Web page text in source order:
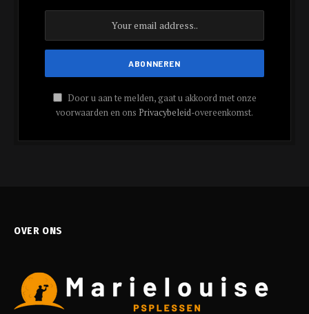
Door u aan te melden, gaat u akkoord met onze
voorwaarden en ons Privacybeleid-overeenkomst.
OVER ONS